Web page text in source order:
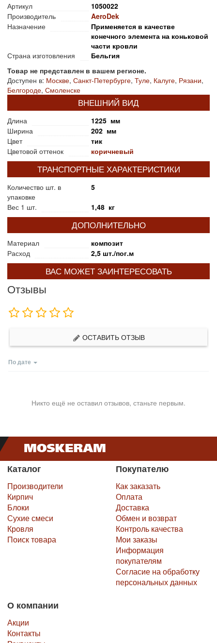
Артикул
1050022
Производитель
AeroDek
Назначение
Применяется в качестве
конечного элемента на коньковой
части кровли
Страна изготовления
Бельгия
Товар не представлен в вашем регионе.
Доступен в: Москве, Санкт-Петербурге, Туле, Калуге, Рязани,
Белгороде, Смоленске
ВНЕШНИЙ ВИД
Длина
1225 мм
Ширина
202 мм
Цвет
тик
Цветовой оттенок
коричневый
ТРАНСПОРТНЫЕ ХАРАКТЕРИСТИКИ
Количество шт. в
упаковке
5
Вес 1 шт. 1,48 кг
ДОПОЛНИТЕЛЬНО
Материал
композит
Расход
2,5 шт./пог.м
ВАС МОЖЕТ ЗАИНТЕРЕСОВАТЬ
Отзывы
ОСТАВИТЬ ОТЗЫВ
По дате
Никто ещё не оставил отзывов, станьте первым.
Каталог
Производители
Кирпич
Блоки
Сухие смеси
Кровля
Поиск товара
Покупателю
Как заказать
Оплата
Доставка
Обмен и возврат
Контроль качества
Мои заказы
Информация
покупателям
Согласие на обработку
персональных данных
О компании
Акции
Контакты